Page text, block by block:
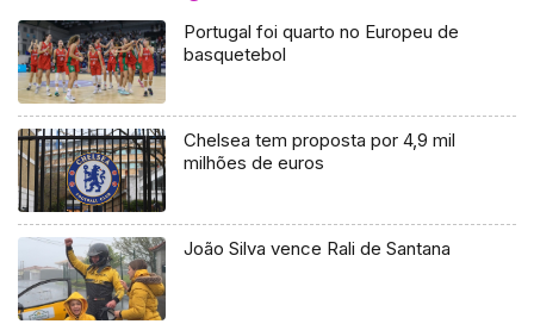
Portugal foi quarto no Europeu de
basquetebol
Chelsea tem proposta por 4,9 mil
milhões de euros
João Silva vence Rali de Santana